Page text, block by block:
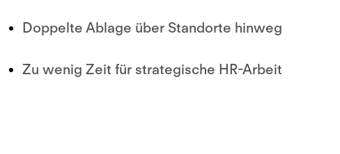
Doppelte Ablage über Standorte hinweg
Zu wenig Zeit für strategische HR-Arbeit